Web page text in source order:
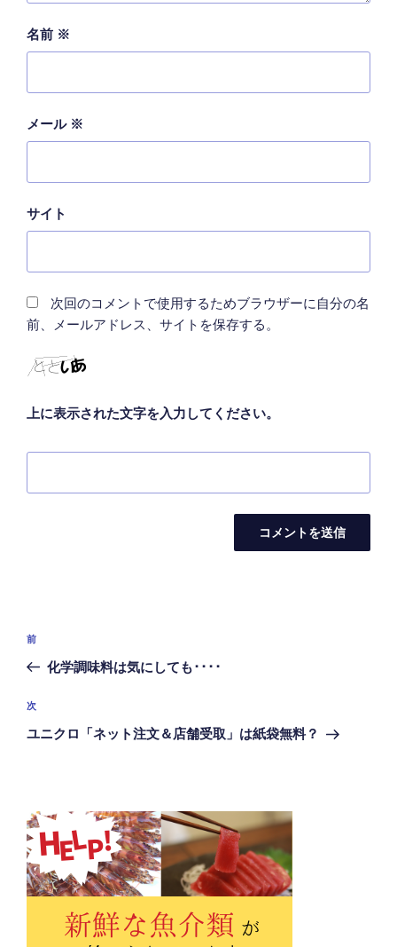
名前 ※
メール ※
サイト
次回のコメントで使用するためブラウザーに自分の名
前、メールアドレス、サイトを保存する。
上に表示された文字を入力してください。
投
ナ
ビ
ゲ
ン
前
の
稿
前
化学調味料は気にしても････
次
の
次
ユニクロ「ネット注文＆店舗受取」は紙袋無料？